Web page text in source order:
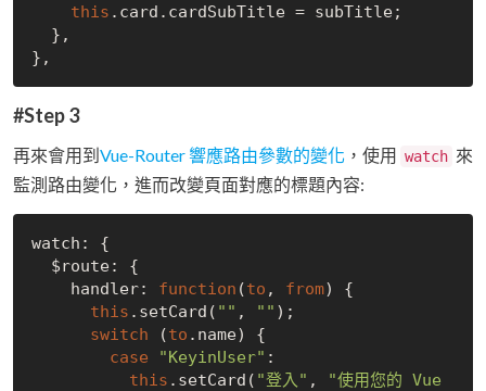
this .card.cardSubTitle = subTitle;
#Step 3
再來會用到 Vue-Router 響應路由參數的變化 ，使用 watch 來
監測路由變化，進而改變頁面對應的標題內容:
watch: {
    handler:
function (to , from) {
this .setCard( "" , "" );
switch (to .name) {
case
"KeyinUser" :
this .setCard( "登入" ,
"使用您的 Vue